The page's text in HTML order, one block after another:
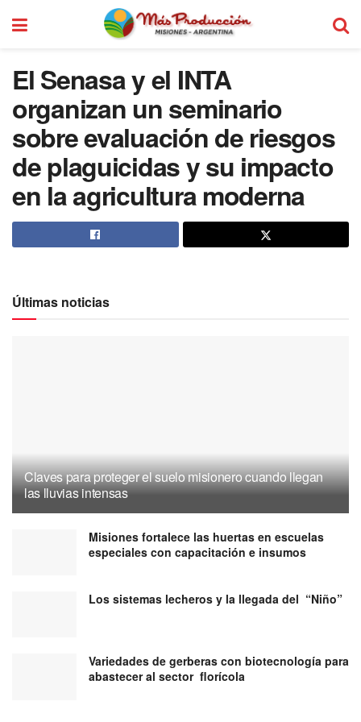
El Senasa y el INTA
organizan un seminario
sobre evaluación de riesgos
de plaguicidas y su impacto
en la agricultura moderna
Últimas noticias
Claves para proteger el suelo misionero cuando llegan
las lluvias intensas
Misiones fortalece las huertas en escuelas
especiales con capacitación e insumos
Los sistemas lecheros y la llegada del “Niño”
Variedades de gerberas con biotecnología para
abastecer al sector florícola